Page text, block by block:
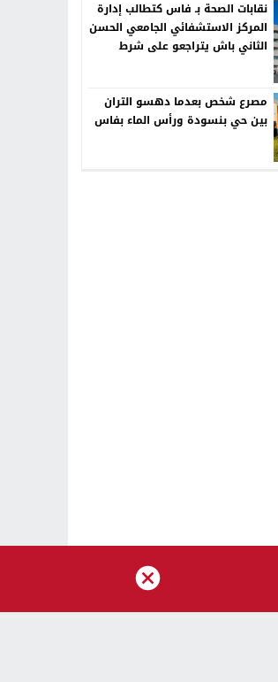
نقابات الصحة بـ فاس كتطالب إدارة
المركز الاستشفائي الجامعي الحسن
الثاني باش يتراجعو على شرط
مصرع شخص بعدما دهسو التران
بين حي بنسودة ورأس الماء بفاس